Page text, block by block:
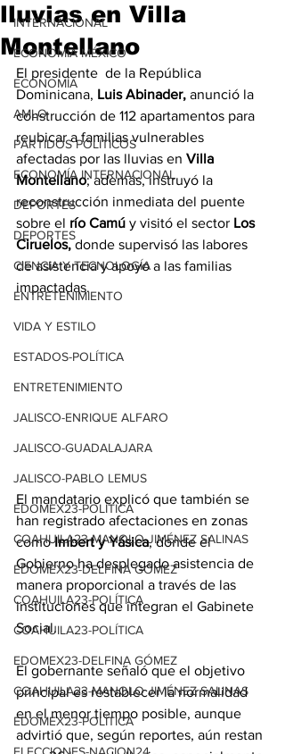
INTERNACIONAL
ECONOMÍA MÉXICO
ECONOMÍA
AMLO
PARTIDOS POLÍTICOS
ECONOMÍA INTERNACIONAL
DEPORTES
DEPORTES
CIENCIA Y TECNOLOGÍA
ENTRETENIMIENTO
VIDA Y ESTILO
ESTADOS-POLÍTICA
ENTRETENIMIENTO
JALISCO-ENRIQUE ALFARO
JALISCO-GUADALAJARA
JALISCO-PABLO LEMUS
EDOMEX23-POLÍTICA
COAHUILA23-MANOLO JIMÉNEZ SALINAS
EDOMEX23-DELFINA GÓMEZ
COAHUILA23-POLÍTICA
COAHUILA23-POLÍTICA
EDOMEX23-DELFINA GÓMEZ
COAHUILA23-MANOLO JIMÉNEZ SALINAS
EDOMEX23-POLÍTICA
lluvias en Villa
Montellano
El presidente  de la República
Dominicana, Luis Abinader, anunció la
construcción de 112 apartamentos para
reubicar a familias vulnerables
afectadas por las lluvias en Villa
Montellano; además, instruyó la
reconstrucción inmediata del puente
sobre el río Camú y visitó el sector Los
Ciruelos, donde supervisó las labores
de asistencia y apoyo a las familias
impactadas.
El mandatario explicó que también se
han registrado afectaciones en zonas
como Imbert y Yásica, donde el
Gobierno ha desplegado asistencia de
manera proporcional a través de las
instituciones que integran el Gabinete
Social.
El gobernante señaló que el objetivo
principal es restablecer la normalidad
en el menor tiempo posible, aunque
advirtió que, según reportes, aún restan